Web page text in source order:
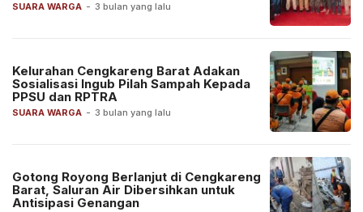
SUARA WARGA - 3 bulan yang lalu
SUARA WARGA - 3 bulan yang lalu
Kelurahan Cengkareng Barat Adakan
Sosialisasi Ingub Pilah Sampah Kepada
PPSU dan RPTRA
Gotong Royong Berlanjut di Cengkareng
Barat, Saluran Air Dibersihkan untuk
Antisipasi Genangan